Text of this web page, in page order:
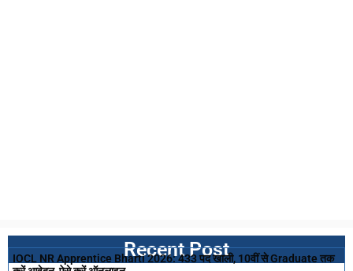
Recent Post
IOCL NR Apprentice Bharti 2026: 433 पद खाली, 10वीं से Graduate तक